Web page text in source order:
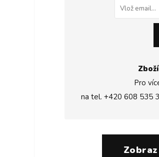
Pro
na tel. +420 608 535